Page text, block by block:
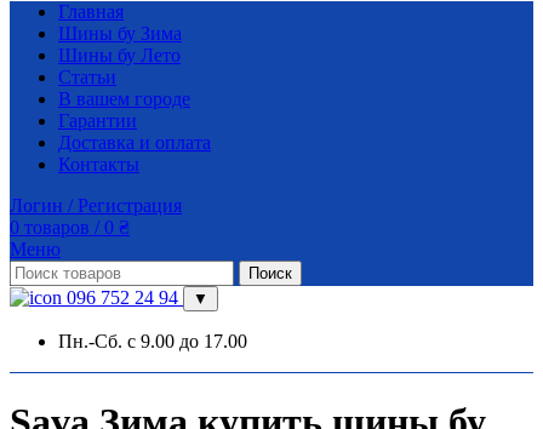
Главная
Шины бу Зима
Шины бу Лето
Статьи
В вашем городе
Гарантии
Доставка и оплата
Контакты
Логин / Регистрация
0 товаров / 0 ₴
Меню
Поиск
096 752 24 94 ▼
Пн.-Сб. с 9.00 до 17.00